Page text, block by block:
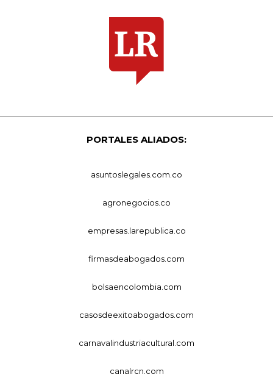
PORTALES ALIADOS:
asuntoslegales.com.co
agronegocios.co
empresas.larepublica.co
firmasdeabogados.com
bolsaencolombia.com
casosdeexitoabogados.com
carnavalindustriacultural.com
canalrcn.com